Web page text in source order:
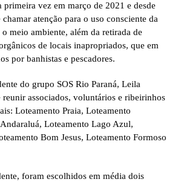
vez em março de 2021 e desde
atenção para o uso consciente da
meio ambiente, além da retirada de
de locais inapropriados, que em
por banhistas e pescadores.
do grupo SOS Rio Paraná, Leila
associados, voluntários e ribeirinhos
Loteamento Praia, Loteamento
Loteamento Lago Azul,
Bom Jesus, Loteamento Formoso
foram escolhidos em média dois